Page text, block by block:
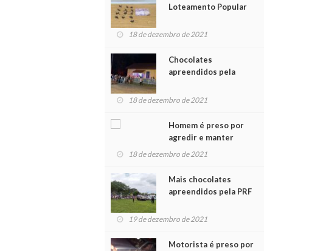
Loteamento Popular
18 de dezembro de 2021
Chocolates
apreendidos pela
para crianças na
18 de dezembro de 2021
Homem é preso por
agredir e manter
mulher em cárcere
18 de dezembro de 2021
Mais chocolates
apreendidos pela PRF
crianças no Natal
19 de dezembro de 2021
Motorista é preso por